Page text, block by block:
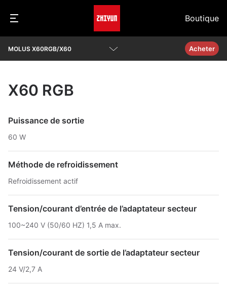
Boutique
MOLUS X60RGB/X60
Q&A
Télécharger
Acheter
X60 RGB
Puissance de sortie
60 W
Méthode de refroidissement
Refroidissement actif
Tension/courant d’entrée de l’adaptateur secteur
100~240 V (50/60 HZ) 1,5 A max.
Tension/courant de sortie de l’adaptateur secteur
24 V/2,7 A